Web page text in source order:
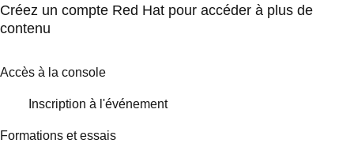
Créez un compte Red Hat pour accéder à plus de
contenu
Accès à la console
Inscription à l'événement
Formations et essais